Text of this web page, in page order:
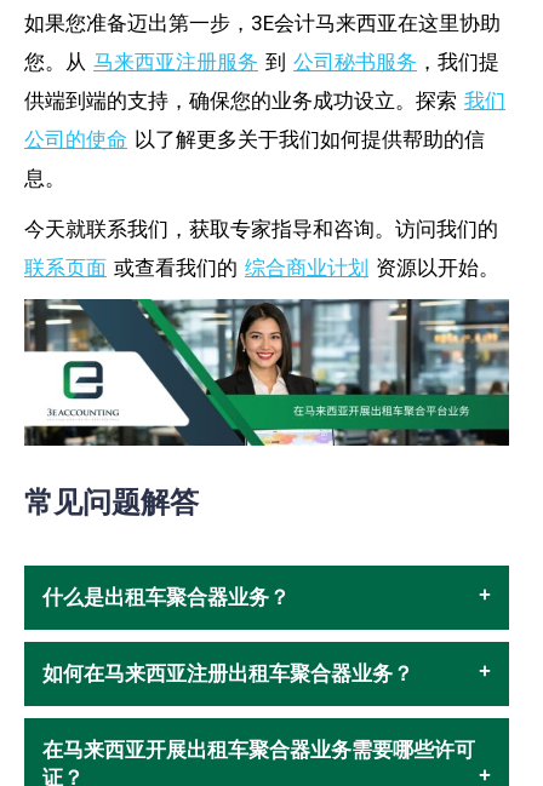
如果您准备迈出第一步，3E会计马来西亚在这里协助
您。从 马来西亚注册服务 到 公司秘书服务 ，我们提
供端到端的支持，确保您的业务成功设立。探索 我们
公司的使命 以了解更多关于我们如何提供帮助的信
息。
今天就联系我们，获取专家指导和咨询。访问我们的
联系页面 或查看我们的 综合商业计划 资源以开始。
常见问题解答
什么是出租车聚合器业务？
如何在马来西亚注册出租车聚合器业务？
在马来西亚开展出租车聚合器业务需要哪些许可
证？